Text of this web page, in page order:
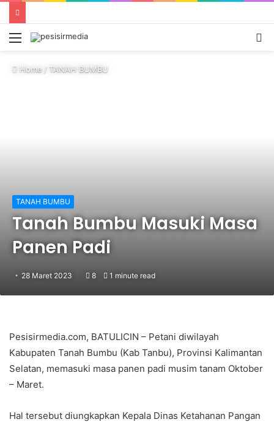
Menu
Home/ TANAH BUMBU
TANAH BUMBU
Tanah Bumbu Masuki Masa
Panen Padi
28 Maret 2023 8 1 minute read
Pesisirmedia.com, BATULICIN – Petani diwilayah
Kabupaten Tanah Bumbu (Kab Tanbu), Provinsi Kalimantan
Selatan, memasuki masa panen padi musim tanam Oktober
– Maret.
Hal tersebut diungkapkan Kepala Dinas Ketahanan Pangan